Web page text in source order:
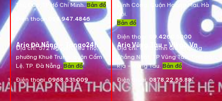
Thủ Đức, TP Hồ Chí Minh.Bản đồ
Điện thoại:
096.947.4846
Định Công, Quận Hoàng Mai, Hà
Nội.
Bản đồ
Điện thoại:
09.4260.5000
Ario Đà Nẵng – Tango24h
Địa chỉ: 572 Nguyễn Hữu Thọ,
phường Khuê Trung, quận Cẩm
Lệ, TP. Đà Nẵng.Bản đồ
Điện thoại:0968.531.009
Ario Vũng Tàu – Vikgo.Vn
Địa chỉ:661B Bình Giã, Phường
Thắng Nhất, TP Vũng Tàu, Tỉnh Bà
Rịa – Vũng Tàu. Bản đồ
Điện thoại:0878.22.55.88